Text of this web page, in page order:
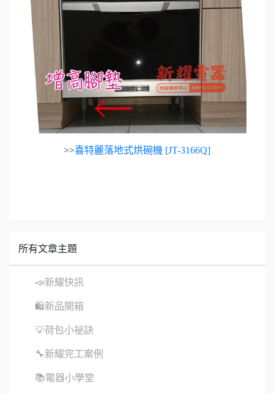
>>喜特麗落地式烘碗機 [JT-3166Q]
所有文章主題
📣新耀快訊
🛍新品開箱
💡荷包小祕訣
🔧新耀完工案例
📚電器小學堂